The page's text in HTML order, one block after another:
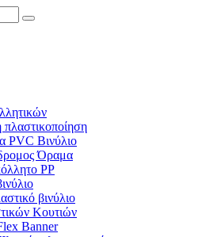
PVC Βινύλιο
Όραμα
PP
βινύλιο
Κουτιών
Banner